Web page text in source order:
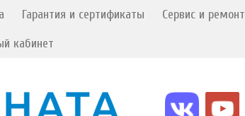
Гарантия и сертификаты Сервис и ремонт
кабинет